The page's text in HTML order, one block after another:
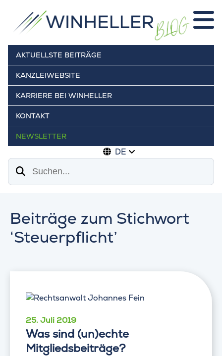
AKTUELLSTE BEITRÄGE
KANZLEIWEBSITE
KARRIERE BEI WINHELLER
KONTAKT
NEWSLETTER
DE
Suchen
Beiträge zum Stichwort
‘Steuerpflicht’
25. Juli 2019
Was sind (un)echte
Mitgliedsbeiträge?